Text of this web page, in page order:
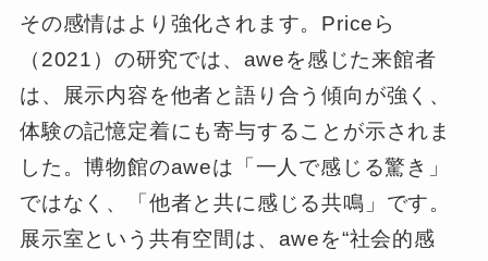
その感情はより強化されます。Priceら
（2021）の研究では、aweを感じた来館者
は、展示内容を他者と語り合う傾向が強く、
体験の記憶定着にも寄与することが示されま
した。博物館のaweは「一人で感じる驚き」
ではなく、「他者と共に感じる共鳴」です。
展示室という共有空間は、aweを“社会的感